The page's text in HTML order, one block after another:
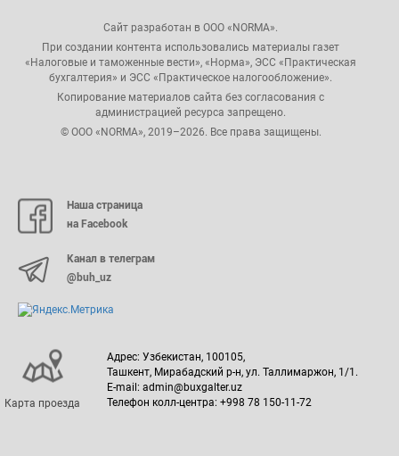
Сайт разработан в ООО «NORMA».
При создании контента использовались материалы газет
«Налоговые и таможенные вести», «Норма», ЭСС «Практическая
бухгалтерия» и ЭСС «Практическое налогообложение».
Копирование материалов сайта без согласования с
администрацией ресурса запрещено.
© ООО «NORMA», 2019–2026. Все права защищены.
Наша страница
на Facebook
Канал в телеграм
@buh_uz
Карта проезда
Адрес: Узбекистан, 100105,
Ташкент, Мирабадский р-н, ул. Таллимаржон, 1/1.
E-mail: admin@buxgalter.uz
Телефон колл-центра: +998 78 150-11-72